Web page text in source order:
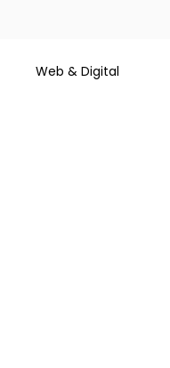
Web & Digital